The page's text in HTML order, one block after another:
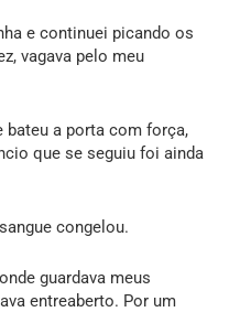
e continuei picando os
vagava pelo meu
bateu a porta com força,
que se seguiu foi ainda
congelou.
guardava meus
entreaberto. Por um